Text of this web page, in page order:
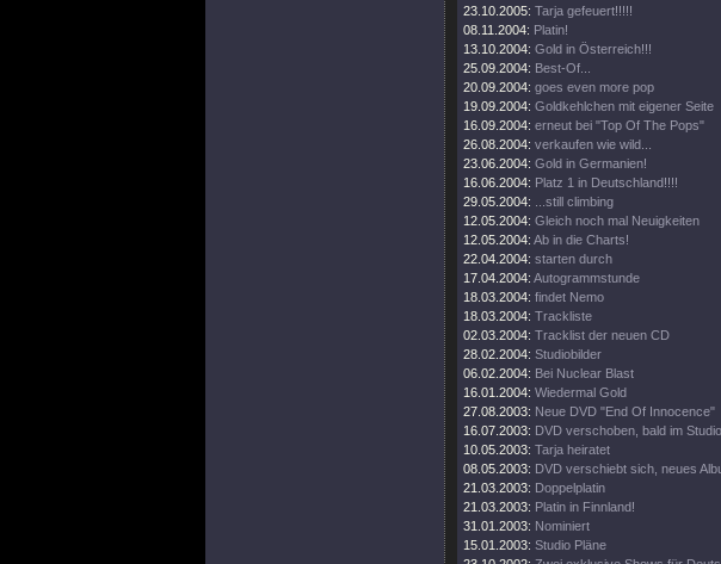
23.10.2005: Tarja gefeuert!!!!!
08.11.2004: Platin!
13.10.2004: Gold in Österreich!!!
25.09.2004: Best-Of...
20.09.2004: goes even more pop
19.09.2004: Goldkehlchen mit eigener Seite
16.09.2004: erneut bei "Top Of The Pops"
26.08.2004: verkaufen wie wild...
23.06.2004: Gold in Germanien!
16.06.2004: Platz 1 in Deutschland!!!!
29.05.2004:
...still climbing
12.05.2004: Gleich noch mal Neuigkeiten
12.05.2004: Ab in die Charts!
22.04.2004: starten durch
17.04.2004: Autogrammstunde
18.03.2004: findet Nemo
18.03.2004: Trackliste
02.03.2004: Tracklist der neuen CD
28.02.2004: Studiobilder
06.02.2004: Bei Nuclear Blast
16.01.2004: Wiedermal Gold
27.08.2003: Neue DVD "End Of Innocence"
16.07.2003: DVD verschoben, bald im Studio
10.05.2003: Tarja heiratet
08.05.2003: DVD verschiebt sich, neues
21.03.2003: Doppelplatin
21.03.2003: Platin in Finnland!
31.01.2003: Nominiert
15.01.2003: Studio Pläne